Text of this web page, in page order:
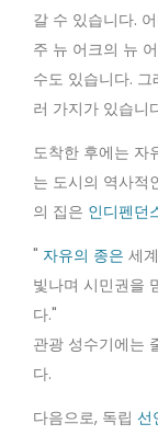
갈 수 있습니다.
주 뉴 어크의 뉴
수도 있습니다.
러 가지가 있습니
도착한 후에는 자
는 도시의 역사적
의 집은 인디펜던
" 자유의 종은 세
빛나며 시민권을
다."
관광 성수기에는
다.
다음으로, 독립 선